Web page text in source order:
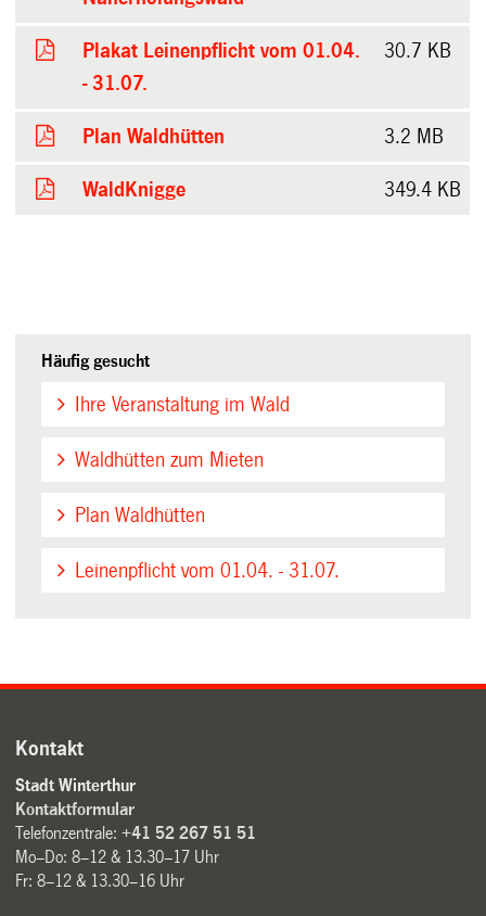
Plakat Leinenpflicht vom 01.04.
- 31.07.
30.7 KB
Plan Waldhütten 3.2 MB
WaldKnigge 349.4 KB
Häufig gesucht
Ihre Veranstaltung im Wald
Waldhütten zum Mieten
Plan Waldhütten
Leinenpflicht vom 01.04. - 31.07.
Kontakt
Stadt Winterthur
Kontaktformular
Telefonzentrale:+41 52 267 51 51
Mo–Do: 8–12 & 13.30–17 Uhr
Fr: 8–12 & 13.30–16 Uhr